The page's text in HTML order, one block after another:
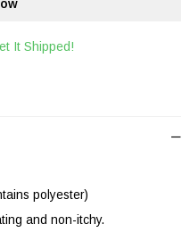
It Shipped!
polyester)
and non-itchy.